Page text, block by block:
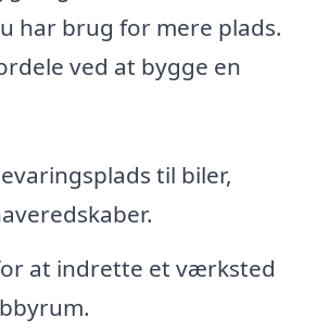
har brug for mere plads.
ved at bygge en
til biler,
at indrette et værksted